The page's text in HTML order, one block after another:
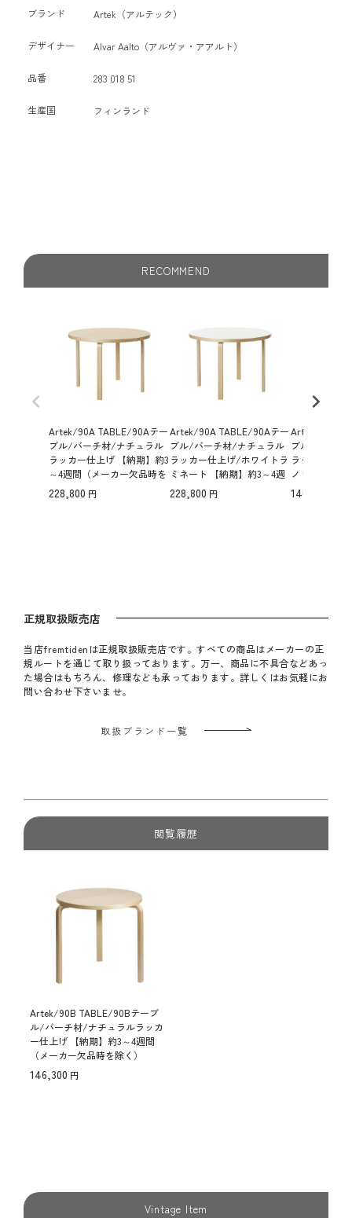
ブランド Artek（アルテック）
デザイナー Alvar Aalto（アルヴァ・アアルト）
品番 283 018 51
生産国 フィンランド
RECOMMEND
Artek/90A TABLE/90Aテー
ブル/バーチ材/ナチュラル
ラッカー仕上げ 【納期】約3
～4週間（メーカー欠品時を
除く）
228,800
Artek/90A TABLE/90Aテー
ブル/バーチ材/ナチュラル
ラッカー仕上げ/ホワイトラ
ミネート 【納期】約3～4週
間（メーカー欠品時を除
く）
228,800
Artek/90B
ブル/バーチ
ラッカー仕
ノリウム 【
間（メーカー
く）
146,300
正規取扱販売店
当店fremtidenは正規取扱販売店です。すべての商品はメーカーの正
規ルートを通じて取り扱っております。万一、商品に不具合などあっ
た場合はもちろん、修理なども承っております。詳しくはお気軽にお
問い合わせ下さいませ。
取扱ブランド一覧
閲覧履歴
Artek/90B TABLE/90Bテーブ
ル/バーチ材/ナチュラルラッカ
ー仕上げ 【納期】約3～4週間
（メーカー欠品時を除く）
146,300
Vintage Item